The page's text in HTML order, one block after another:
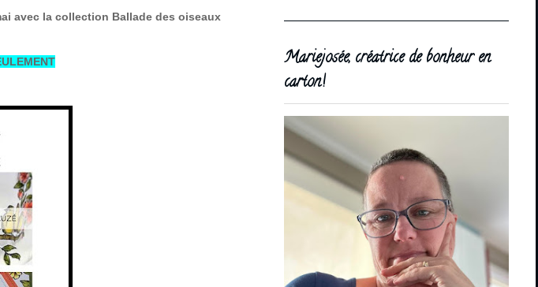
avec la collection Ballade des oiseaux
Mariejosée, créatrice de bonheur en
carton!